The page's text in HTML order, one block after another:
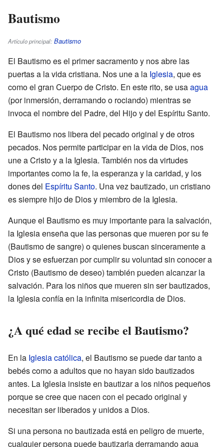
Bautismo
Artículo principal: Bautismo
El Bautismo es el primer sacramento y nos abre las
puertas a la vida cristiana. Nos une a la Iglesia, que es
como el gran Cuerpo de Cristo. En este rito, se usaagua
(por inmersión, derramando o rociando) mientras se
invoca el nombre del Padre, del Hijo y del Espíritu Santo.
El Bautismo nos libera del pecado original y de otros
pecados. Nos permite participar en la vida de Dios, nos
une a Cristo y a la Iglesia. También nos da virtudes
importantes como la fe, la esperanza y la caridad, y los
dones del Espíritu Santo. Una vez bautizado, un cristiano
es siempre hijo de Dios y miembro de la Iglesia.
Aunque el Bautismo es muy importante para la salvación,
la Iglesia enseña que las personas que mueren por su fe
(Bautismo de sangre) o quienes buscan sinceramente a
Dios y se esfuerzan por cumplir su voluntad sin conocer a
Cristo (Bautismo de deseo) también pueden alcanzar la
salvación. Para los niños que mueren sin ser bautizados,
la Iglesia confía en la infinita misericordia de Dios.
¿A qué edad se recibe el Bautismo?
En la Iglesia católica, el Bautismo se puede dar tanto a
bebés como a adultos que no hayan sido bautizados
antes. La Iglesia insiste en bautizar a los niños pequeños
porque se cree que nacen con el pecado original y
necesitan ser liberados y unidos a Dios.
Si una persona no bautizada está en peligro de muerte,
cualquier persona puede bautizarla derramando agua